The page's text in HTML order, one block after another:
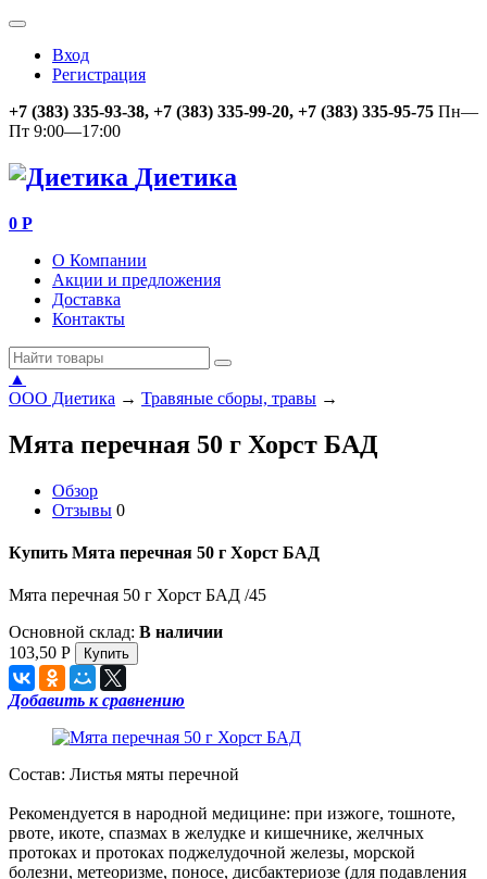
Вход
Регистрация
+7 (383) 335-93-38, +7 (383) 335-99-20, +7 (383) 335-95-75 Пн—
Пт 9:00—17:00
Диетика
0 Р
О Компании
Акции и предложения
Доставка
Контакты
▲
ООО Диетика → Травяные сборы, травы →
Мята перечная 50 г Хорст БАД
Обзор
Отзывы 0
Купить Мята перечная 50 г Хорст БАД
Мята перечная 50 г Хорст БАД /45
Основной склад: В наличии
103,50 Р
Добавить к сравнению
Состав: Листья мяты перечной
Рекомендуется в народной медицине: при изжоге, тошноте,
рвоте, икоте, спазмах в желудке и кишечнике, желчных
протоках и протоках поджелудочной железы, морской
болезни, метеоризме, поносе, дисбактериозе (для подавления